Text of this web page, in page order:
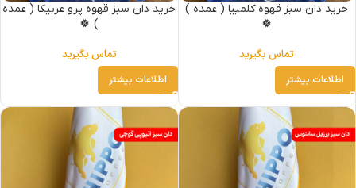
خرید دان سبز قهوه کلمبیا ( عمده )
🍀
تماس بگیرید
اطلاعات بیشتر
خرید دان سبز قهوه پرو عربیکا ( عمده
) 🍀
تماس بگیرید
اطلاعات بیشتر